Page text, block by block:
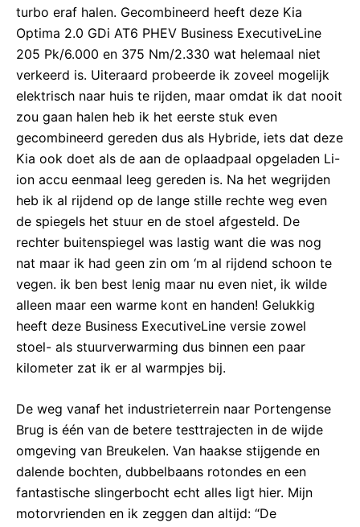
turbo eraf halen. Gecombineerd heeft deze Kia
Optima 2.0 GDi AT6 PHEV Business ExecutiveLine
205 Pk/6.000 en 375 Nm/2.330 wat helemaal niet
verkeerd is. Uiteraard probeerde ik zoveel mogelijk
elektrisch naar huis te rijden, maar omdat ik dat nooit
zou gaan halen heb ik het eerste stuk even
gecombineerd gereden dus als Hybride, iets dat deze
Kia ook doet als de aan de oplaadpaal opgeladen Li-
ion accu eenmaal leeg gereden is. Na het wegrijden
heb ik al rijdend op de lange stille rechte weg even
de spiegels het stuur en de stoel afgesteld. De
rechter buitenspiegel was lastig want die was nog
nat maar ik had geen zin om ‘m al rijdend schoon te
vegen. ik ben best lenig maar nu even niet, ik wilde
alleen maar een warme kont en handen! Gelukkig
heeft deze Business ExecutiveLine versie zowel
stoel- als stuurverwarming dus binnen een paar
kilometer zat ik er al warmpjes bij.
De weg vanaf het industrieterrein naar Portengense
Brug is één van de betere testtrajecten in de wijde
omgeving van Breukelen. Van haakse stijgende en
dalende bochten, dubbelbaans rotondes en een
fantastische slingerbocht echt alles ligt hier. Mijn
motorvrienden en ik zeggen dan altijd: “De